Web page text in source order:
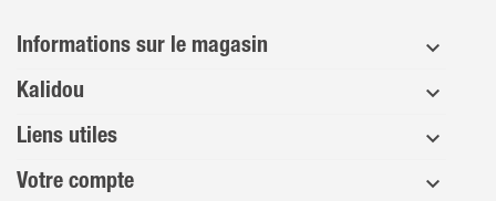
Informations sur le magasin
Kalidou
Liens utiles
Votre compte